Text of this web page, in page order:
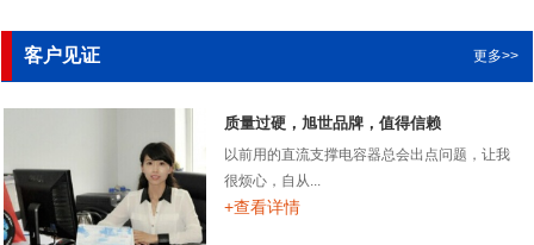
客户见证 更多>>
质量过硬，旭世品牌，值得信赖
以前用的直流支撑电容器总会出点问题，让我
很烦心，自从...
+查看详情